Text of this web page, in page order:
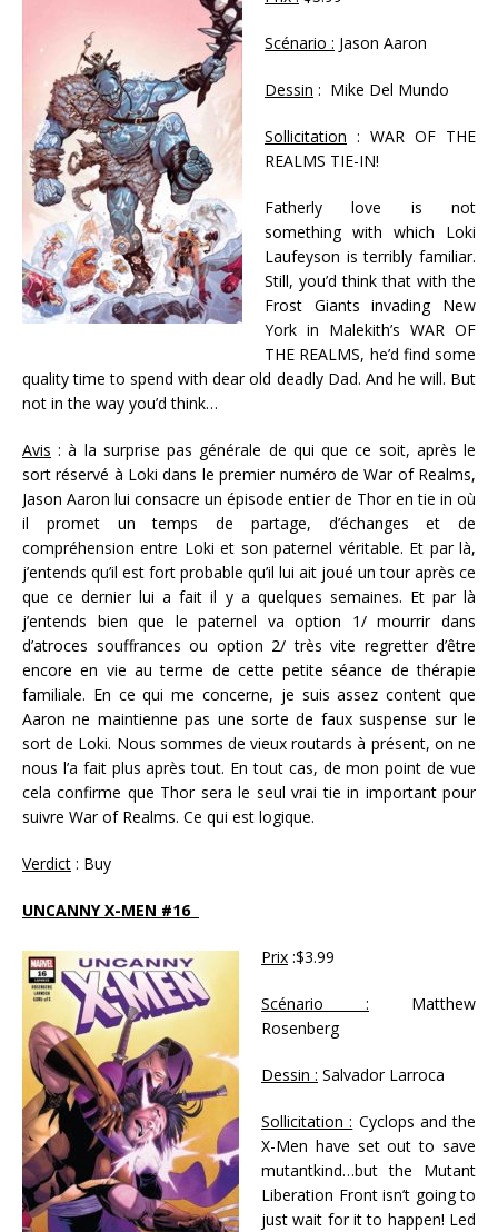
Scénario : Jason Aaron
Dessin : Mike Del Mundo
Sollicitation : WAR OF THE
REALMS TIE-IN!
Fatherly love is not
something with which Loki
Laufeyson is terribly familiar.
Still, you’d think that with the
Frost Giants invading New
York in Malekith’s WAR OF
THE REALMS, he’d find some
quality time to spend with dear old deadly Dad. And he will. But
not in the way you’d think…
Avis : à la surprise pas générale de qui que ce soit, après le
sort réservé à Loki dans le premier numéro de War of Realms,
Jason Aaron lui consacre un épisode entier de Thor en tie in où
il promet un temps de partage, d’échanges et de
compréhension entre Loki et son paternel véritable. Et par là,
j’entends qu’il est fort probable qu’il lui ait joué un tour après ce
que ce dernier lui a fait il y a quelques semaines. Et par là
j’entends bien que le paternel va option 1/ mourrir dans
d’atroces souffrances ou option 2/ très vite regretter d’être
encore en vie au terme de cette petite séance de thérapie
familiale. En ce qui me concerne, je suis assez content que
Aaron ne maintienne pas une sorte de faux suspense sur le
sort de Loki. Nous sommes de vieux routards à présent, on ne
nous l’a fait plus après tout. En tout cas, de mon point de vue
cela confirme que Thor sera le seul vrai tie in important pour
suivre War of Realms. Ce qui est logique.
Verdict : Buy
UNCANNY X-MEN #16
Prix :$3.99
Scénario : Matthew
Rosenberg
Dessin : Salvador Larroca
Sollicitation : Cyclops and the
X-Men have set out to save
mutantkind…but the Mutant
Liberation Front isn’t going to
just wait for it to happen! Led